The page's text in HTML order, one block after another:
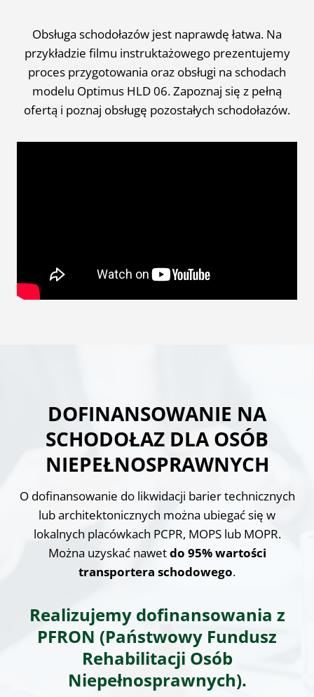
Obsługa schodołazów jest naprawdę łatwa. Na
przykładzie filmu instruktażowego prezentujemy
proces przygotowania oraz obsługi na schodach
modelu Optimus HLD 06. Zapoznaj się z pełną
ofertą i poznaj obsługę pozostałych schodołazów.
DOFINANSOWANIE NA
SCHODOŁAZ DLA OSÓB
NIEPEŁNOSPRAWNYCH
O dofinansowanie do likwidacji barier technicznych
lub architektonicznych można ubiegać się w
lokalnych placówkach PCPR, MOPS lub MOPR.
Można uzyskać nawetdo 95% wartości
transportera schodowego.
Realizujemy dofinansowania z
PFRON (Państwowy Fundusz
Rehabilitacji Osób
Niepełnosprawnych).